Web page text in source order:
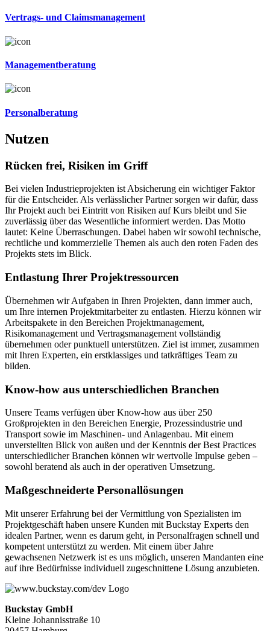
Vertrags- und Claimsmanagement
Managementberatung
Personalberatung
Nutzen
Rücken frei, Risiken im Griff
Bei vielen Industrieprojekten ist Absicherung ein wichtiger Faktor
für die Entscheider. Als verlässlicher Partner sorgen wir dafür, dass
Ihr Projekt auch bei Eintritt von Risiken auf Kurs bleibt und Sie
zuverlässig über das Wesentliche informiert werden. Das Motto
lautet: Keine Überraschungen. Dabei haben wir sowohl technische,
rechtliche und kommerzielle Themen als auch den roten Faden des
Projekts stets im Blick.
Entlastung Ihrer Projektressourcen
Übernehmen wir Aufgaben in Ihren Projekten, dann immer auch,
um Ihre internen Projektmitarbeiter zu entlasten. Hierzu können wir
Arbeitspakete in den Bereichen Projektmanagement,
Risikomanagement und Vertragsmanagement vollständig
übernehmen oder punktuell unterstützen. Ziel ist immer, zusammen
mit Ihren Experten, ein erstklassiges und tatkräftiges Team zu
bilden.
Know-how aus unterschiedlichen Branchen
Unsere Teams verfügen über Know-how aus über 250
Großprojekten in den Bereichen Energie, Prozessindustrie und
Transport sowie im Maschinen- und Anlagenbau. Mit einem
unverstellten Blick von außen und der Kenntnis der Best Practices
unterschiedlicher Branchen können wir wertvolle Impulse geben –
sowohl beratend als auch in der operativen Umsetzung.
Maßgeschneiderte Personallösungen
Mit unserer Erfahrung bei der Vermittlung von Spezialisten im
Projektgeschäft haben unsere Kunden mit Buckstay Experts den
idealen Partner, wenn es darum geht, in Personalfragen schnell und
kompetent unterstützt zu werden. Mit einem über Jahre
gewachsenen Netzwerk ist es uns möglich, unseren Mandanten eine
auf ihre Bedürfnisse individuell zugeschnittene Lösung anzubieten.
Buckstay GmbH
Kleine Johannisstraße 10